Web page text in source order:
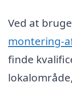
Ved at
montering-
finde